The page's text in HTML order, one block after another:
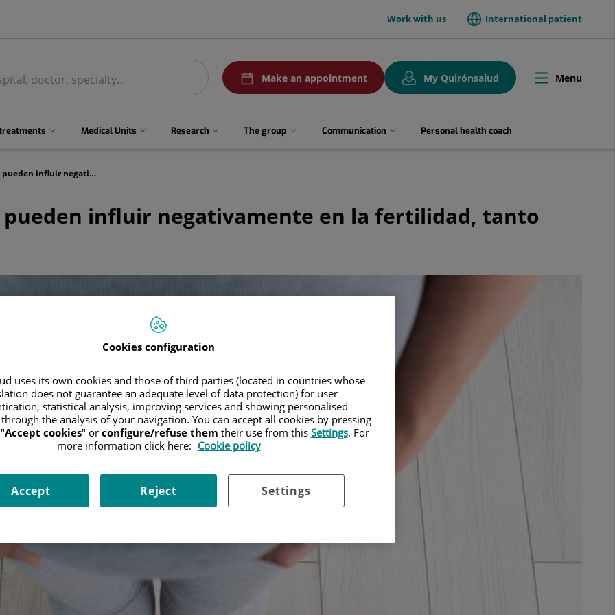
menuTop
Work with us International patient
menuPedirCita
Make an appointment
My Quirónsalud
Toggle
Menu
Medical Units Research The group Communication Personal health coach
El exceso y la falta de peso pueden influir negativamente en la fertilidad, tanto femenina como masculina
pueden influir negativamente en la fertilidad, tanto
Cookies configuration
uses its own cookies and those of third parties (located in countries whose
does not guarantee an adequate level of data protection) for user
statistical analysis, improving services and showing personalised
the analysis of your navigation. You can accept all cookies by pressing
Accept cookies" or configure/refuse them their use from this Settings. For
more information click here: Cookie policy
Settings
Reject
Accept